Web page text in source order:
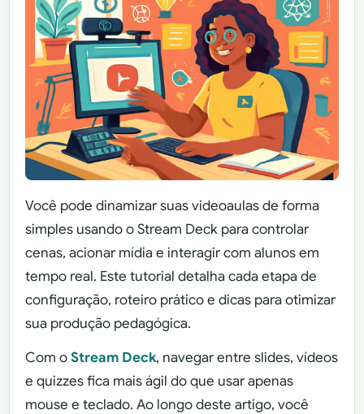
Você pode dinamizar suas videoaulas de forma
simples usando o Stream Deck para controlar
cenas, acionar mídia e interagir com alunos em
tempo real. Este tutorial detalha cada etapa de
configuração, roteiro prático e dicas para otimizar
sua produção pedagógica.
Com oStream Deck, navegar entre slides, vídeos
e quizzes fica mais ágil do que usar apenas
mouse e teclado. Ao longo deste artigo, você